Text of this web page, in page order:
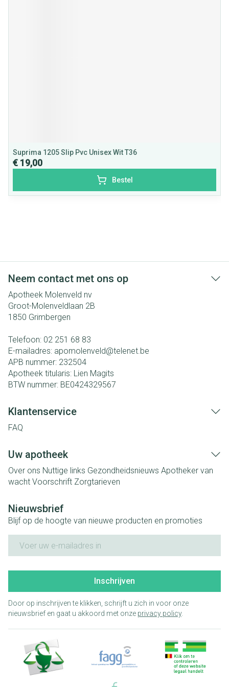
Suprima 1205 Slip Pvc Unisex Wit T36
€ 19,00
Bestel
Neem contact met ons op
Apotheek Molenveld nv
Groot-Molenveldlaan 2B
1850 Grimbergen
Telefoon: 02 251 68 83
E-mailadres: apomolenveld@telenet.be
APB nummer: 232504
Apotheek titularis: Lien Magits
BTW nummer: BE0424329567
Klantenservice
FAQ
Uw apotheek
Over ons Nuttige links Gezondheidsnieuws Apotheker van
wacht Voorschrift Zorgtarieven
Nieuwsbrief
Blijf op de hoogte van nieuwe producten en promoties
Inschrijven
Door op inschrijven te klikken, schrijft u zich in voor onze
nieuwsbrief en gaat u akkoord met onze privacy policy.